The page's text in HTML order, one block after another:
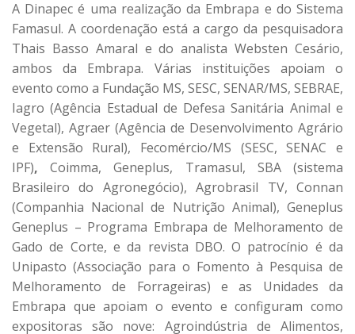
A Dinapec é uma realização da Embrapa e do Sistema
Famasul. A coordenação está a cargo da pesquisadora
Thais Basso Amaral e do analista Websten Cesário,
ambos da Embrapa. Várias instituições apoiam o
evento como a Fundação MS, SESC, SENAR/MS, SEBRAE,
Iagro (Agência Estadual de Defesa Sanitária Animal e
Vegetal), Agraer (Agência de Desenvolvimento Agrário
e Extensão Rural), Fecomércio/MS (SESC, SENAC e
IPF),Coimma, Geneplus, Tramasul, SBA (sistema
Brasileiro do Agronegócio), Agrobrasil TV, Connan
(Companhia Nacional de Nutrição Animal), Geneplus
Geneplus – Programa Embrapa de Melhoramento de
Gado de Corte, e da revista DBO. O patrocínio é da
Unipasto (Associação para o Fomento à Pesquisa de
Melhoramento de Forrageiras) e as Unidades da
Embrapa que apoiam o evento e configuram como
expositoras são nove: Agroindústria de Alimentos,